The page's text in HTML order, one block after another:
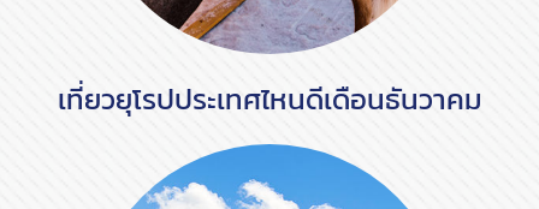
เที่ยวยุโรปประเทศไหนดีเดือนธันวาคม